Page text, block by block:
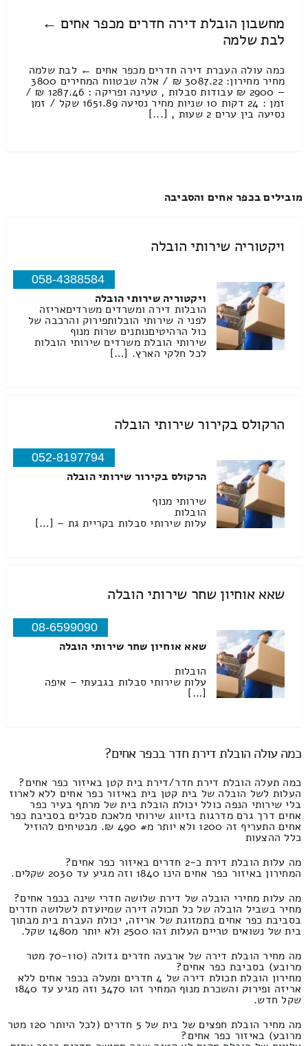
מחשבון הובלת דירה חדרים מכפר אחים ←
לבת שלמה
כמה עולה העברת דירה חדרים מכפר אחים ← לבת שלמה
מחיר מחירון: 3087.22 ₪ / אלה שבטווח המחירים 3800
– 2900 ₪ עבודות סבלות , טעינה ופריקה : 1287.46 ₪ /
זמן : 24 דקות 10 שניות מחיר נסיעה 1651.89 שקל / זמן
נסיעה בין ערים 2 שעות , [...]
מובילים בכפר אחים והסביבה
ויקטוריה שירותי הובלה
058-4388584
ויקטוריה שירותי הובלה
הובלות דירה ומשרדים משרדיםאריזה
לפני ה שירותי הובלותפירוק והרכבה של
כול הרהיטיםנותנים שרות מנוף
שירותי הובלת משרדים שירותי הובלות
לכל חלקי הארץ. […]
הרקולס בקירור שירותי הובלה
052-8197794
הרקולס בקירור שירותי הובלה
שירותי מנוף
הובלות
עלות שירותי סבלות בקריית גת – […]
שאא אוחיון שחר שירותי הובלה
08-6599090
שאא אוחיון שחר שירותי הובלה
הובלות
עלות שירותי סבלות בגבעתי – איפה
[…]
כמה עולה הובלת דירת חדר בכפר אחים?
כמה תעלה הובלת דירת חדר/דירת בית קטן באיזור כפר אחים?
העלות לשל הובלה של בית קטן בית באיזור כפר אחים ללא לארוז
בלי שירותי הנפה כולל יכולת הובלת בית של מרתף בעיר כפר
אחים דרך גרם מדרגות בזיווג שירותי מלאכת סבלים בסביבת כפר
אחים התעריף זה 1200 ולא יותר מ# 490 ₪. מבטיחים להוזיל
כלל ההצעות
מה עלות הובלת דירת כ-2 חדרים באיזור כפר אחים?
המחירון באיזור כפר אחים הינו 1840 וזה מגיע עד 2030 שקלים.
מה עלות מחירי הובלה של דירת שלושה חדרי שינה בכפר אחים?
מחיר בשביל הובלה של כל תכולה דירה שמיועדת לשלושה חדרים
בסביבת כפר אחים בתמזוגת של אריזה, יכולת העברת בית מבתוך
בית של נשואים טריים העלות זהו 2500 ולא יותר מ1480 שקל.
מה מחיר הובלת דירה של ארבעה חדרים גדולה (70-110 מטר
מרובע) בסביבת כפר אחים?
מחירון הובלת תכולת דירה של 4 חדרים ומעלה בכפר אחים ללא
אריזה ופירוק והשכרת מנוף המחיר זהו 3470 וזה מגיע עד 1840
שקל חדש.
מה מחיר הובלת חפצים של בית של 5 חדרים (לכל היותר 120 מטר
מרובע) באיזור כפר אחים?